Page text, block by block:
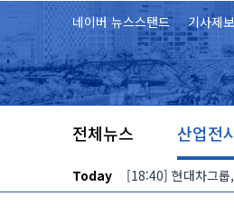
본문 바로가기
네이버 뉴스스탠드 기사제보
전체뉴스 산업전
Today [18:40] 현대차그룹